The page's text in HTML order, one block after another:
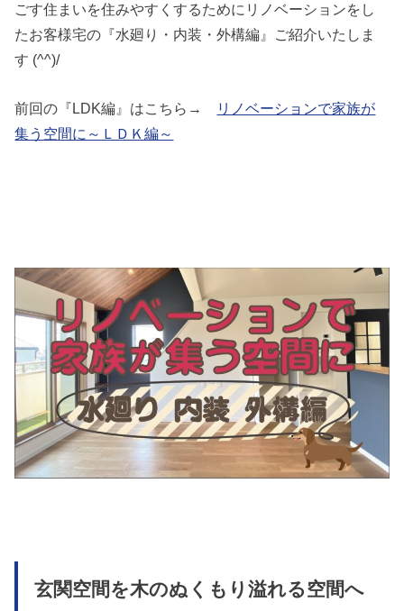
ごす住まいを住みやすくするためにリノベーションをし
たお客様宅の『水廻り・内装・外構編』ご紹介いたしま
す (^^)/
前回の『LDK編』はこちら→
リノベーションで家族が
集う空間に～ＬＤＫ編～
玄関空間を木のぬくもり溢れる空間へ